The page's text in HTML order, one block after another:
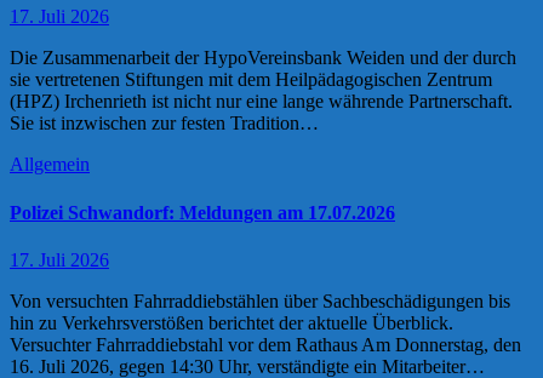
17. Juli 2026
Die Zusammenarbeit der HypoVereinsbank Weiden und der durch
sie vertretenen Stiftungen mit dem Heilpädagogischen Zentrum
(HPZ) Irchenrieth ist nicht nur eine lange währende Partnerschaft.
Sie ist inzwischen zur festen Tradition…
Allgemein
Polizei Schwandorf: Meldungen am 17.07.2026
17. Juli 2026
Von versuchten Fahrraddiebstählen über Sachbeschädigungen bis
hin zu Verkehrsverstößen berichtet der aktuelle Überblick.
Versuchter Fahrraddiebstahl vor dem Rathaus Am Donnerstag, den
16. Juli 2026, gegen 14:30 Uhr, verständigte ein Mitarbeiter…